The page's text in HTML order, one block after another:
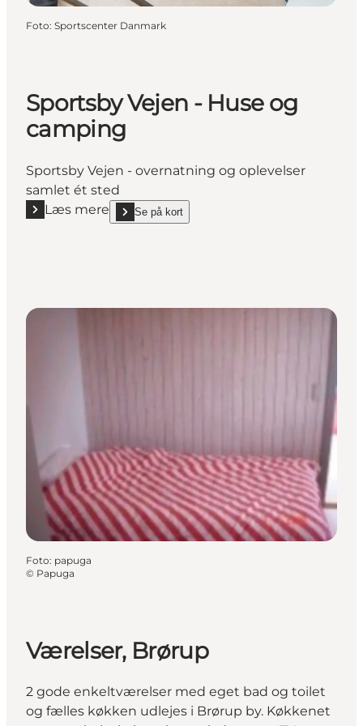
Foto: Sportscenter Danmark
Sportsby Vejen - Huse og
camping
Sportsby Vejen - overnatning og oplevelser
samlet ét sted
Læs mere
Læs mere "Sportsby Vejen - Huse og camping"
Se på kort
show Sportsby Vejen - Huse og camping on_map
Foto: papuga
© Papuga
Værelser, Brørup
2 gode enkeltværelser med eget bad og toilet
og fælles køkken udlejes i Brørup by. Køkkenet